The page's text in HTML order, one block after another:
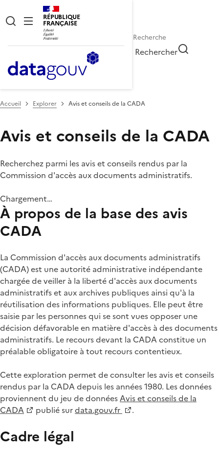
RÉPUBLIQUE
FRANÇAISE
Rechercher
Accueil Explorer Avis et conseils de la CADA
Avis et conseils de la CADA
Recherchez parmi les avis et conseils rendus par la
Commission d'accès aux documents administratifs.
Chargement…
À propos de la base des avis
CADA
La Commission d'accès aux documents administratifs
(CADA) est une autorité administrative indépendante
chargée de veiller à la liberté d'accès aux documents
administratifs et aux archives publiques ainsi qu'à la
réutilisation des informations publiques. Elle peut être
saisie par les personnes qui se sont vues opposer une
décision défavorable en matière d'accès à des documents
administratifs. Le recours devant la CADA constitue un
préalable obligatoire à tout recours contentieux.
Cette exploration permet de consulter les avis et conseils
rendus par la CADA depuis les années 1980. Les données
proviennent du jeu de donnéesAvis et conseils de la
CADA
publié surdata.gouv.fr .
Cadre légal